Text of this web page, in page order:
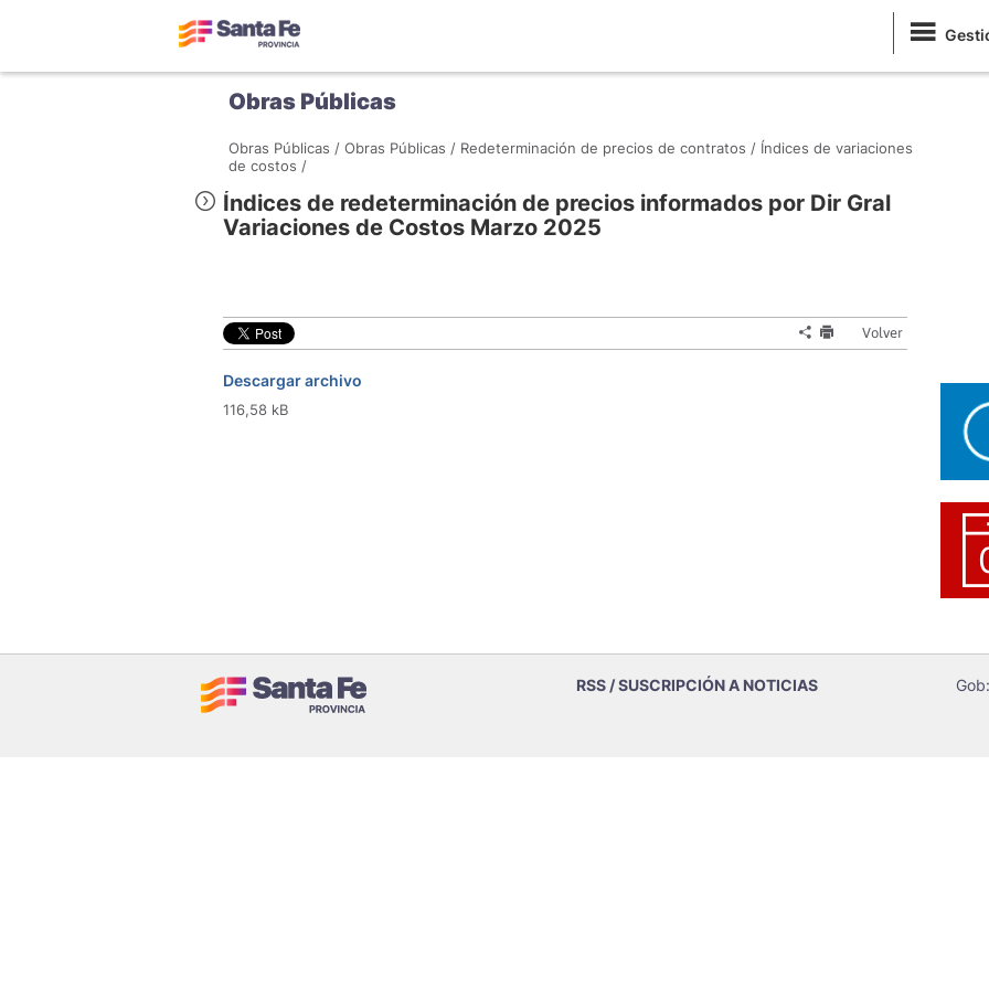
Obras Públicas
Obras Públicas / Obras Públicas / Redeterminación de precios de contratos / Índices de variaciones
de costos /
Índices de redeterminación de precios informados por Dir Gral
Variaciones de Costos Marzo 2025
Volver
Descargar archivo
116,58 kB
RSS / SUSCRIPCIÓN A NOTICIAS